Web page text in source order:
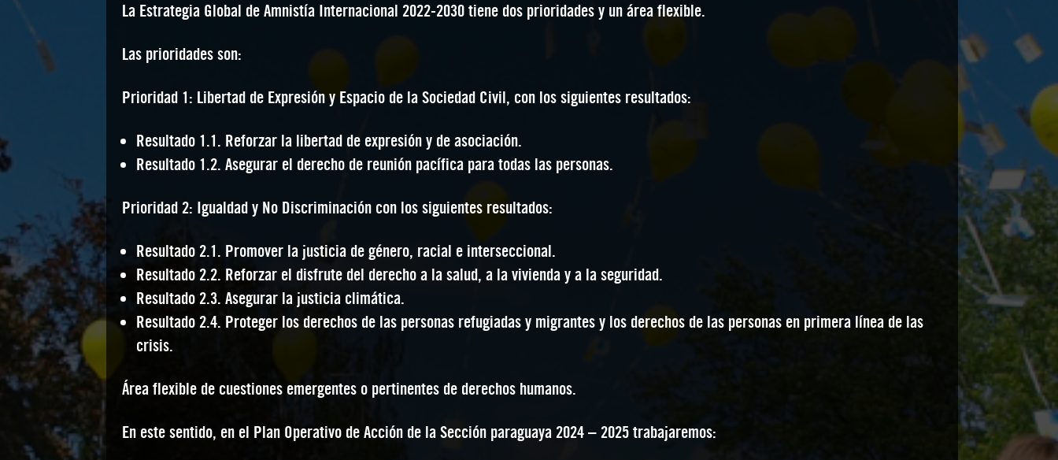
La Estrategia Global de Amnistía Internacional 2022-2030 tiene dos prioridades y un área flexible.
Las prioridades son:
Prioridad 1: Libertad de Expresión y Espacio de la Sociedad Civil, con los siguientes resultados:
Resultado 1.1. Reforzar la libertad de expresión y de asociación.
Resultado 1.2. Asegurar el derecho de reunión pacífica para todas las personas.
Prioridad 2: Igualdad y No Discriminación con los siguientes resultados:
Resultado 2.1. Promover la justicia de género, racial e interseccional.
Resultado 2.2. Reforzar el disfrute del derecho a la salud, a la vivienda y a la seguridad.
Resultado 2.3. Asegurar la justicia climática.
Resultado 2.4. Proteger los derechos de las personas refugiadas y migrantes y los derechos de las personas en primera línea de las
crisis.
Área flexible de cuestiones emergentes o pertinentes de derechos humanos.
En este sentido, en el Plan Operativo de Acción de la Sección paraguaya 2024 – 2025 trabajaremos: